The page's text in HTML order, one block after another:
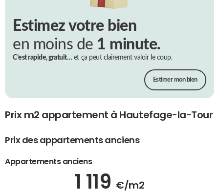
Estimez votre bien
en moins de 1 minute.
C’est rapide, gratuit…et ça peut clairement valoir le coup.
Estimer mon bien
Prix m2 appartement à Hautefage-la-Tour
Prix des appartements anciens
Appartements anciens
1 119 €/m2